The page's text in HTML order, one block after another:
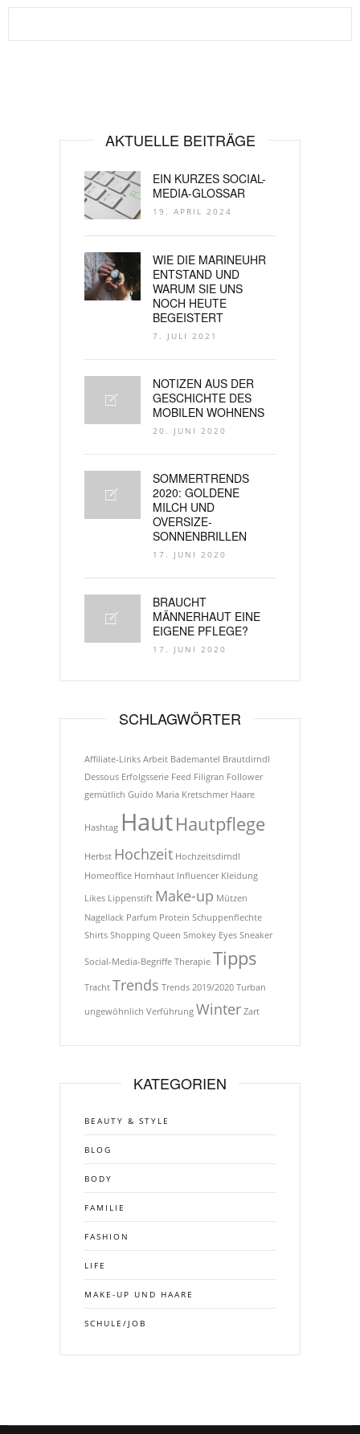
AKTUELLE BEITRÄGE
EIN KURZES SOCIAL-
MEDIA-GLOSSAR
19. APRIL 2024
WIE DIE MARINEUHR
ENTSTAND UND
WARUM SIE UNS
NOCH HEUTE
BEGEISTERT
7. JULI 2021
NOTIZEN AUS DER
GESCHICHTE DES
MOBILEN WOHNENS
20. JUNI 2020
SOMMERTRENDS
2020: GOLDENE
MILCH UND
OVERSIZE-
SONNENBRILLEN
17. JUNI 2020
BRAUCHT
MÄNNERHAUT EINE
EIGENE PFLEGE?
17. JUNI 2020
SCHLAGWÖRTER
Affiliate-Links Arbeit Bademantel Brautdirndl
Dessous Erfolgsserie Feed Filigran Follower
gemütlich Guido Maria Kretschmer Haare
Hashtag HautHautpflege
Herbst Hochzeit Hochzeitsdirndl
Homeoffice Hornhaut Influencer Kleidung
Likes Lippenstift Make-up Mützen
Nagellack Parfum Protein Schuppenflechte
Shirts Shopping Queen Smokey Eyes Sneaker
Social-Media-Begriffe Therapie Tipps
Tracht Trends Trends 2019/2020 Turban
ungewöhnlich Verführung Winter Zart
KATEGORIEN
BEAUTY & STYLE
BLOG
BODY
FAMILIE
FASHION
LIFE
MAKE-UP UND HAARE
SCHULE/JOB